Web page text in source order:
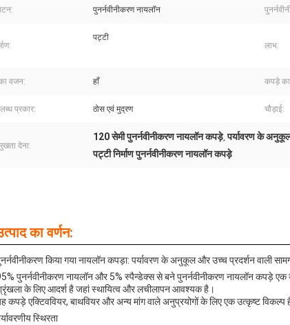
पुनर्नवीनीकरण नायलॉन
पट्टी
लाभ:
वजन: हाँ कपड़े का
प्रकार: ठोस एवं मुद्रण चौड़ाई:
देना:
120 सेमी पुनर्नवीनीकरण नायलॉन कपड़े,पर्यावरण के
पट्टी निर्माण पुनर्नवीनीकरण नायलॉन कपड़े
का वर्णन:
किया गया नायलॉन कपड़ा: पर्यावरण के अनुकूल और उच्च प्रदर्शन वाली
पुनर्नवीनीकरण नायलॉन और 5% स्पैन्डेक्स से बने पुनर्नवीनीकरण नायलॉन कपड़े
के लिए आदर्श है जहां स्थायित्व और लचीलापन आवश्यक है।
कपड़े एक्टिववियर, बाथवियर और अन्य मांग वाले अनुप्रयोगों के लिए एक उत्कृष्ट विकल्प
स्थिरता